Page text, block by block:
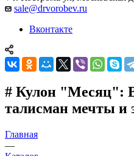
sale@drvorobev.ru
Вконтакте
# Кулон "Месяц":
талисман мечты и
Главная
—